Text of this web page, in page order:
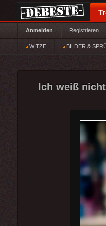
Anmelden Registrieren
WITZE BILDER &
Ich weiß